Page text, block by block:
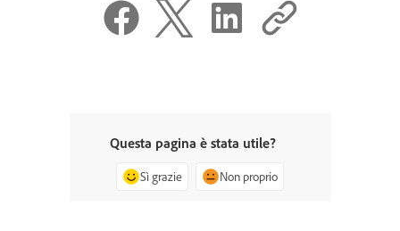
Questa pagina è stata utile?
Sì grazie Non proprio